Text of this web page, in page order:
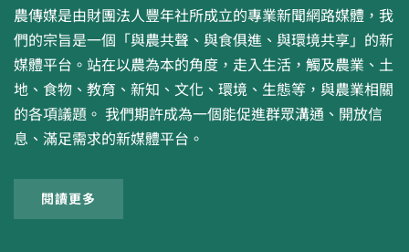
農傳媒是由財團法人豐年社所成立的專業新聞網路媒體，我
們的宗旨是一個「與農共聲、與食俱進、與環境共享」的新
媒體平台。站在以農為本的角度，走入生活，觸及農業、土
地、食物、教育、新知、文化、環境、生態等，與農業相關
的各項議題。 我們期許成為一個能促進群眾溝通、開放信
息、滿足需求的新媒體平台。
閱讀更多